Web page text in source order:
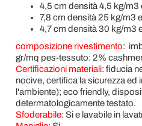
4,5 cm densità 4,5 kg/m3
7,8 cm densità 25 kg/m3
4,7 cm densità 30 kg/m3
composizione rivestimento:
gr/mq pes-tessuto: 2%
Certificazioni materiali: fiducia
nocive, certifica la sicurezza ed
l'ambiente); eco friendly,
determatologicamente testato.
Sfoderabile: Si e lavabile in